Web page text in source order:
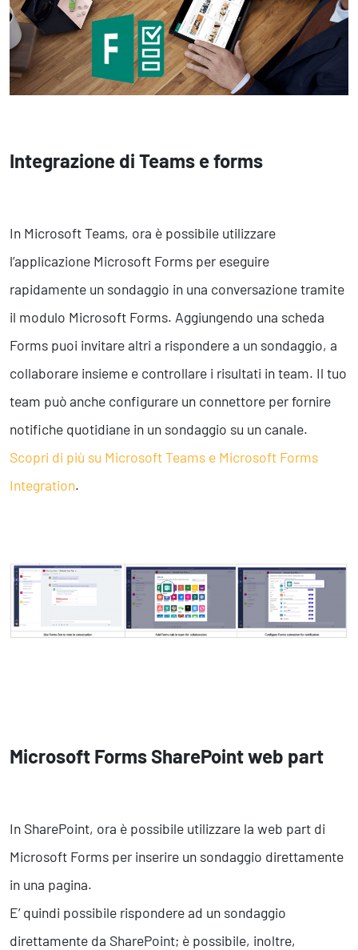
Finanza Strategica
231 Gestione Rischi
Future
Collaborative Design
Digital
Modern Infrastructure
Remote Working & Video e Audio Conferencing
Sicurezza & Conformità
Sviluppo App
Operation
Smart Working
Efficientamento Aziendale
Sistemi di Gestione
Safety
Integrazione di Teams e forms
In Microsoft Teams, ora è possibile utilizzare
l’applicazione Microsoft Forms per eseguire
rapidamente un sondaggio in una conversazione tramite
il modulo Microsoft Forms. Aggiungendo una scheda
Forms puoi invitare altri a rispondere a un sondaggio, a
collaborare insieme e controllare i risultati in team. Il tuo
team può anche configurare un connettore per fornire
notifiche quotidiane in un sondaggio su un canale.
Scopri di più su Microsoft Teams e Microsoft Forms
Integration.
Microsoft Forms SharePoint web part
In SharePoint, ora è possibile utilizzare la web part di
Microsoft Forms per inserire un sondaggio direttamente
in una pagina.
E’ quindi possibile rispondere ad un sondaggio
direttamente da SharePoint; è possibile, inoltre,